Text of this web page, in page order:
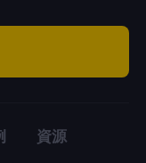
資源